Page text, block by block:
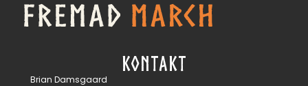
KONTAKT
Brian Damsgaard